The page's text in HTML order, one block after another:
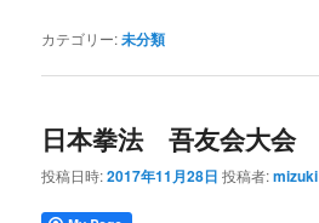
カテゴリー:未分類
日本拳法 吾友会大会
投稿日時:2017年11月28日 投稿者:mizuki